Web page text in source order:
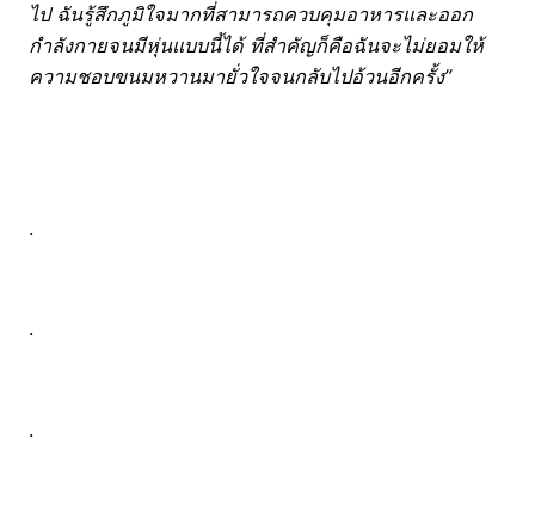
ไป ฉันรู้สึกภูมิใจมากที่สามารถควบคุมอาหารและออก
กำลังกายจนมีหุ่นแบบนี้ได้ ที่สำคัญก็คือฉันจะไม่ยอมให้
ความชอบขนมหวานมายั่วใจจนกลับไปอ้วนอีกครั้ง”
.
.
.